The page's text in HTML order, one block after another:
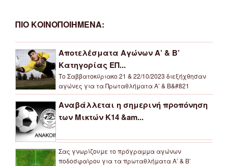
ΠΙΟ ΚΟΙΝΟΠΟΙΗΜΕΝΑ:
Αποτελέσματα Αγώνων Α’ & Β’
Κατηγορίας ΕΠ...
Το Σαββατοκύριακο 21 & 22/10/2023 διεξήχθησαν
αγώνες για τα Πρωταθλήματα Α’ & Β&#821
Αναβάλλεται η σημερινή προπόνηση
των Μικτών Κ14 &am...
Σας γνωρίζουμε το πρόγραμμα αγώνων
ποδοσφαίρου για τα πρωταθλήματα Α’ & Β’